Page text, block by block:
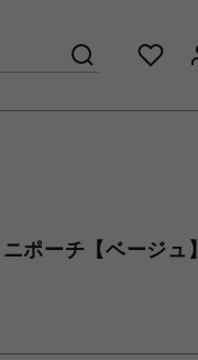
ポーチ【ベージュ】